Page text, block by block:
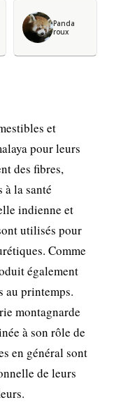
Panda
roux
et
pour leurs
des fibres,
la santé
indienne et
utilisés pour
Comme
également
au printemps.
montagnarde
à son rôle de
en général sont
de leurs